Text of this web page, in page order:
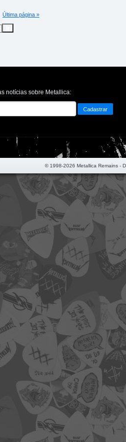
Última página »
notícias sobre Metallica:
© 1998-2026 Metallica Remains -